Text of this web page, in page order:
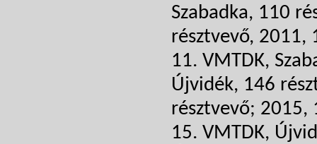
Szabadka, 110
résztvevő, 2011,
11. VMTDK,
Újvidék, 146
résztvevő; 2015,
15. VMTDK,